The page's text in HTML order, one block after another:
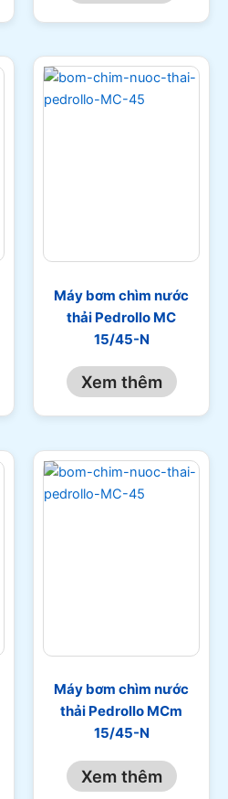
Máy bơm chìm nước
thải Pedrollo MC
15/45-N
Xem thêm
Máy bơm chìm nước
thải Pedrollo MCm
15/45-N
Xem thêm